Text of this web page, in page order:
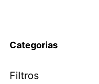
Categorias
Filtros